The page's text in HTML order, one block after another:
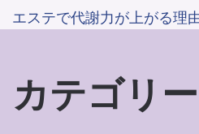
エステで代謝力が上がる理
カテゴリ